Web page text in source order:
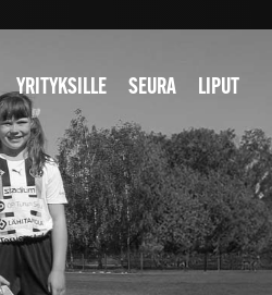
YRITYKSILLE SEURA LIPUT